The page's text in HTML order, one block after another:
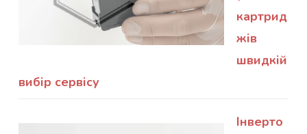
картрид
жів
швидкій
вибір сервісу
Інверто